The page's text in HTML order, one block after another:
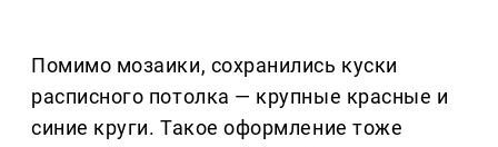
Помимо мозаики, сохранились куски
расписного потолка — крупные красные и
синие круги. Такое оформление тоже